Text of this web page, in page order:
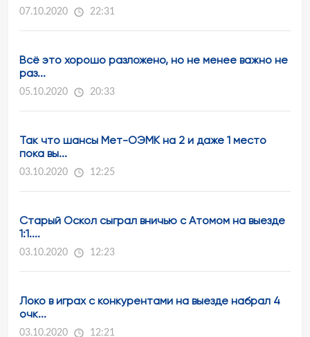
07.10.2020 22:31
Всё это хорошо разложено, но не менее важно не
раз...
05.10.2020 20:33
Так что шансы Мет-ОЭМК на 2 и даже 1 место
пока вы...
03.10.2020 12:25
Старый Оскол сыграл вничью с Атомом на выезде
1:1....
03.10.2020 12:23
Локо в играх с конкурентами на выезде набрал 4
очк...
03.10.2020 12:21